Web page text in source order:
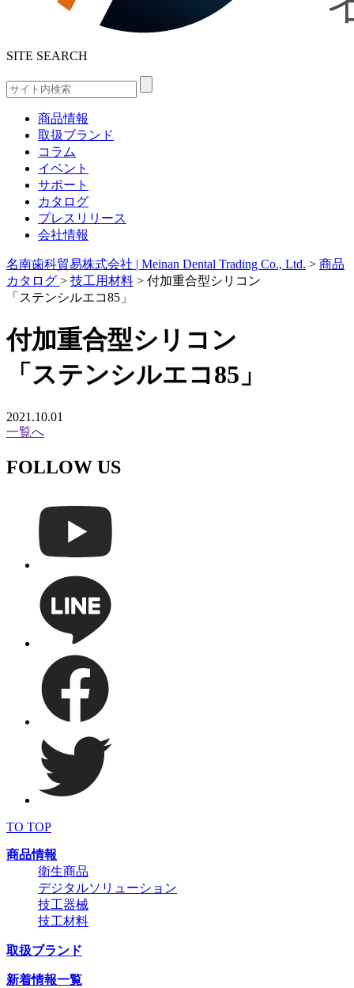
SITE SEARCH
商品情報
取扱ブランド
コラム
イベント
サポート
カタログ
プレスリリース
会社情報
名南歯科貿易株式会社 | Meinan Dental Trading Co., Ltd. > 商品
カタログ > 技工用材料 > 付加重合型シリコン
「ステンシルエコ85」
付加重合型シリコン
「ステンシルエコ85」
2021.10.01
一覧へ
FOLLOW US
TO TOP
商品情報
衛生商品
デジタルソリューション
技工器械
技工材料
取扱ブランド
新着情報一覧